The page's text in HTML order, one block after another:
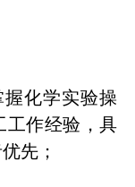
化学实验操
工作经验，具
先；